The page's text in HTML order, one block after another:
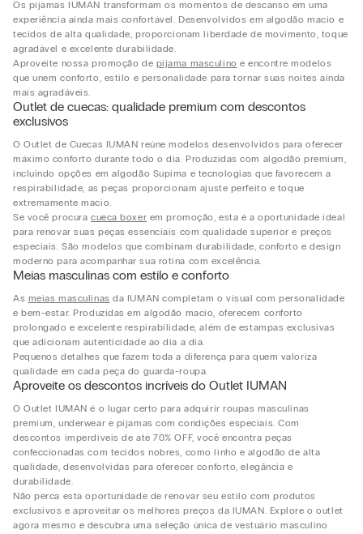
Os pijamas IUMAN transformam os momentos de descanso em uma
experiência ainda mais confortável. Desenvolvidos em algodão macio e
tecidos de alta qualidade, proporcionam liberdade de movimento, toque
agradável e excelente durabilidade.
Aproveite nossa promoção de pijama masculino e encontre modelos
que unem conforto, estilo e personalidade para tornar suas noites ainda
mais agradáveis.
Outlet de cuecas: qualidade premium com descontos
exclusivos
O Outlet de Cuecas IUMAN reúne modelos desenvolvidos para oferecer
máximo conforto durante todo o dia. Produzidas com algodão premium,
incluindo opções em algodão Supima e tecnologias que favorecem a
respirabilidade, as peças proporcionam ajuste perfeito e toque
extremamente macio.
Se você procura cueca boxer em promoção, esta é a oportunidade ideal
para renovar suas peças essenciais com qualidade superior e preços
especiais. São modelos que combinam durabilidade, conforto e design
moderno para acompanhar sua rotina com excelência.
Meias masculinas com estilo e conforto
As meias masculinas da IUMAN completam o visual com personalidade
e bem-estar. Produzidas em algodão macio, oferecem conforto
prolongado e excelente respirabilidade, além de estampas exclusivas
que adicionam autenticidade ao dia a dia.
Pequenos detalhes que fazem toda a diferença para quem valoriza
qualidade em cada peça do guarda-roupa.
Aproveite os descontos incríveis do Outlet IUMAN
O Outlet IUMAN é o lugar certo para adquirir roupas masculinas
premium, underwear e pijamas com condições especiais. Com
descontos imperdíveis de até 70% OFF, você encontra peças
confeccionadas com tecidos nobres, como linho e algodão de alta
qualidade, desenvolvidas para oferecer conforto, elegância e
durabilidade.
Não perca esta oportunidade de renovar seu estilo com produtos
exclusivos e aproveitar os melhores preços da IUMAN. Explore o outlet
agora mesmo e descubra uma seleção única de vestuário masculino